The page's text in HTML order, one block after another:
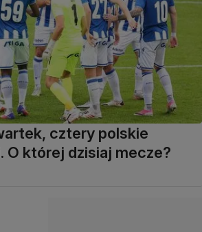
cztery polskie
O której dzisiaj mecze?